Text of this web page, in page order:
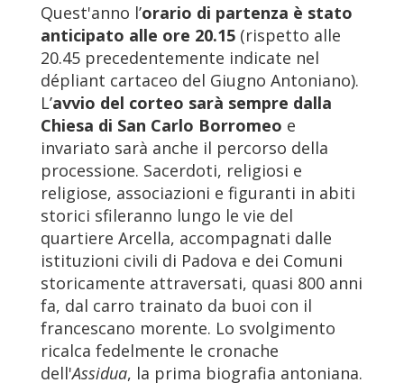
Quest'anno l’orario di partenza è stato
anticipato alle ore 20.15 (rispetto alle
20.45 precedentemente indicate nel
dépliant cartaceo del Giugno Antoniano).
L’avvio del corteo sarà sempre dalla
Chiesa di San Carlo Borromeo e
invariato sarà anche il percorso della
processione. Sacerdoti, religiosi e
religiose, associazioni e figuranti in abiti
storici sfileranno lungo le vie del
quartiere Arcella, accompagnati dalle
istituzioni civili di Padova e dei Comuni
storicamente attraversati, quasi 800 anni
fa, dal carro trainato da buoi con il
francescano morente. Lo svolgimento
ricalca fedelmente le cronache
dell'Assidua, la prima biografia antoniana.